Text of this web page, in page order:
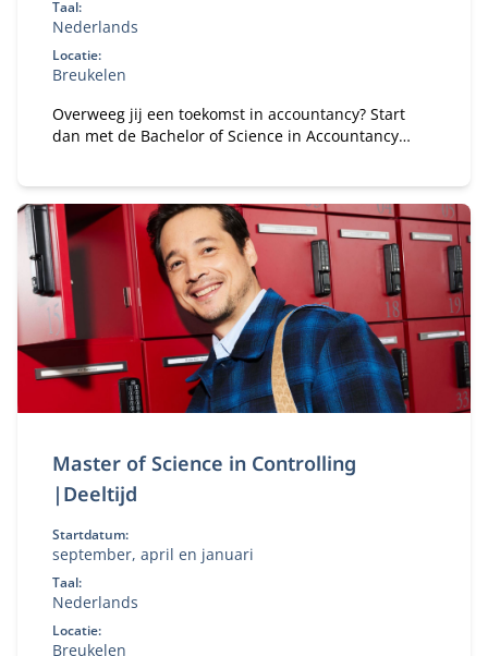
Taal:
Nederlands
Locatie:
Breukelen
Overweeg jij een toekomst in accountancy? Start
dan met de Bachelor of Science in Accountancy
Master of Science in Controlling
|Deeltijd
Startdatum:
september, april en januari
Taal:
Nederlands
Locatie:
Breukelen